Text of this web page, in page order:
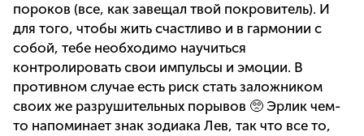
пороков (все, как завещал твой покровитель). И
для того, чтобы жить счастливо и в гармонии с
собой, тебе необходимо научиться
контролировать свои импульсы и эмоции. В
противном случае есть риск стать заложником
своих же разрушительных порывов 🥺 Эрлик чем-
то напоминает знак зодиака Лев, так что все то,